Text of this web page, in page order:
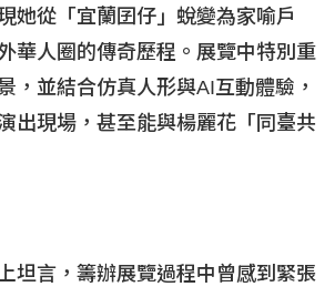
她從「宜蘭囝仔」蛻變為家喻戶
華人圈的傳奇歷程。展覽中特別重
，並結合仿真人形與AI互動體驗，
出現場，甚至能與楊麗花「同臺共
坦言，籌辦展覽過程中曾感到緊張